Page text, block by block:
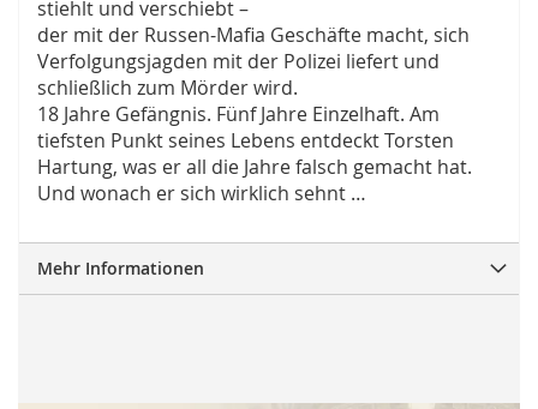
stiehlt und verschiebt –
der mit der Russen-Mafia Geschäfte macht, sich
Verfolgungsjagden mit der Polizei liefert und
schließlich zum Mörder wird.
18 Jahre Gefängnis. Fünf Jahre Einzelhaft. Am
tiefsten Punkt seines Lebens entdeckt Torsten
Hartung, was er all die Jahre falsch gemacht hat.
Und wonach er sich wirklich sehnt …
Mehr Informationen